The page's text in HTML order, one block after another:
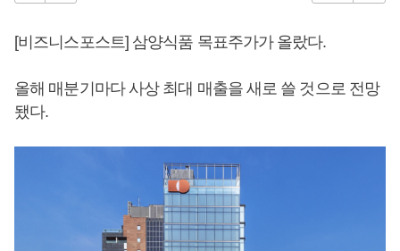
[비즈니스포스트] 삼양식품 목표주가가 올랐다.
올해 매분기마다 사상 최대 매출을 새로 쓸 것으로 전망
됐다.